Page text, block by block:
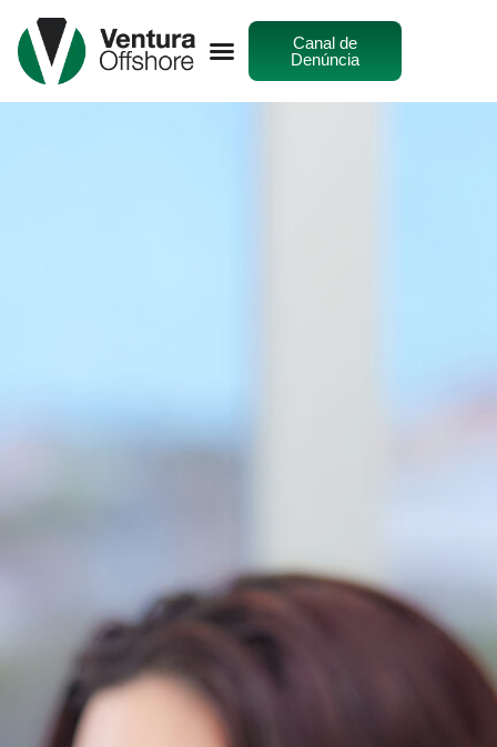
Canal de
Denúncia